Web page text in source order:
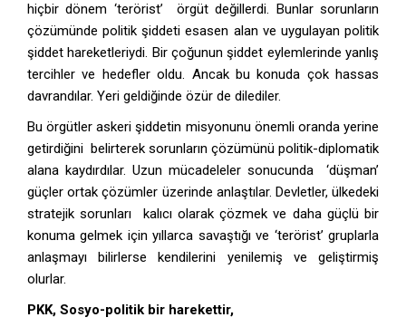
hiçbir dönem ‘terörist’ örgüt değillerdi. Bunlar sorunların
çözümünde politik şiddeti esasen alan ve uygulayan politik
şiddet hareketleriydi. Bir çoğunun şiddet eylemlerinde yanlış
tercihler ve hedefler oldu. Ancak bu konuda çok hassas
davrandılar. Yeri geldiğinde özür de dilediler.
Bu örgütler askeri şiddetin misyonunu önemli oranda yerine
getirdiğini belirterek sorunların çözümünü politik-diplomatik
alana kaydırdılar. Uzun mücadeleler sonucunda ‘düşman’
güçler ortak çözümler üzerinde anlaştılar. Devletler, ülkedeki
stratejik sorunları kalıcı olarak çözmek ve daha güçlü bir
konuma gelmek için yıllarca savaştığı ve ‘terörist’ gruplarla
anlaşmayı bilirlerse kendilerini yenilemiş ve geliştirmiş
olurlar.
PKK, Sosyo-politik bir harekettir,